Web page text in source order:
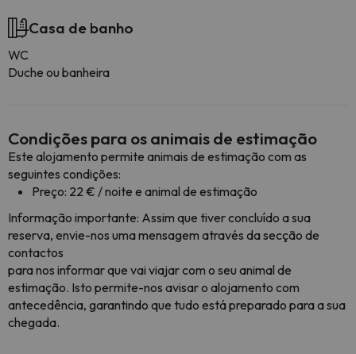
Casa de banho
WC
Duche ou banheira
Condições para os animais de estimação
Este alojamento permite animais de estimação com as
seguintes condições:
Preço: 22 € / noite e animal de estimação
Informação importante: Assim que tiver concluído a sua
reserva, envie-nos uma mensagem através da secção de
contactos
para nos informar que vai viajar com o seu animal de
estimação. Isto permite-nos avisar o alojamento com
antecedência, garantindo que tudo está preparado para a sua
chegada.